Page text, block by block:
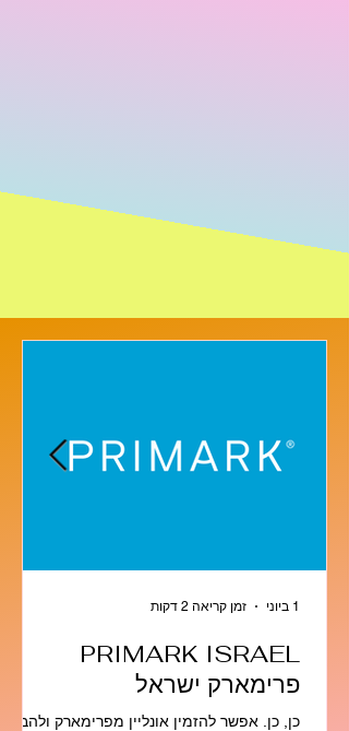
PRIMARK ISRAEL
פרימארק ישראל
כן, כן. אפשר להזמין אונליין מפרימארק ולהביא
1 ביוני זמן קריאה 2 דקות